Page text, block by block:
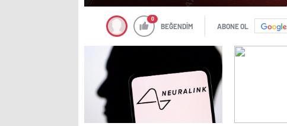
0
BEĞENDİM ABONE OL